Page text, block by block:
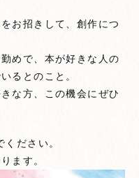
お招きして、創作につ
めで、本が好きな人の
るとのこと。
な方、この機会にぜひ
ださい。
ます。